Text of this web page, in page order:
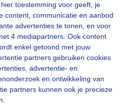
toestemming voor geeft, je
content, communicatie en aanbod
advertenties te tonen, en voor
4 mediapartners. Ook content
enkel getoond met jouw
partners gebruiken cookies
advertentie- en
en ontwikkeling van
partners kunnen ook je precieze
geduld aub...